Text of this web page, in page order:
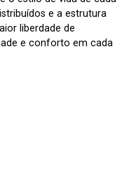
e a estrutura
liberdade de
e conforto em cada